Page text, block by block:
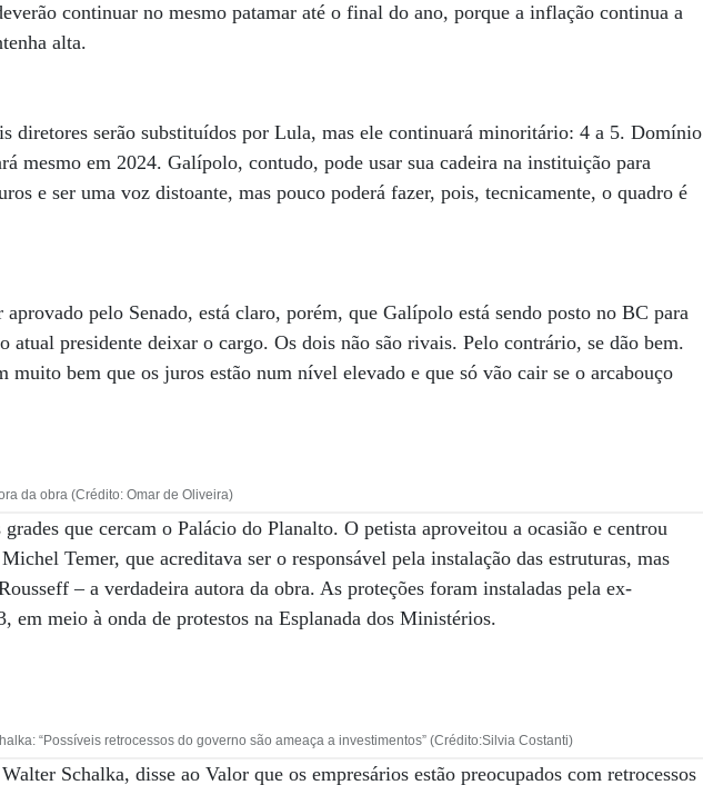
continuar no mesmo patamar até o final do ano, porque a inflação continua a
alta.
diretores serão substituídos por Lula, mas ele continuará minoritário: 4 a 5. Domínio
mesmo em 2024. Galípolo, contudo, pode usar sua cadeira na instituição para
e ser uma voz distoante, mas pouco poderá fazer, pois, tecnicamente, o quadro é
aprovado pelo Senado, está claro, porém, que Galípolo está sendo posto no BC para
atual presidente deixar o cargo. Os dois não são rivais. Pelo contrário, se dão bem.
muito bem que os juros estão num nível elevado e que só vão cair se o arcabouço
da obra (Crédito: Omar de Oliveira)
que cercam o Palácio do Planalto. O petista aproveitou a ocasião e centrou
Temer, que acreditava ser o responsável pela instalação das estruturas, mas
– a verdadeira autora da obra. As proteções foram instaladas pela ex-
em meio à onda de protestos na Esplanada dos Ministérios.
“Possíveis retrocessos do governo são ameaça a investimentos” (Crédito:Silvia Costanti)
Schalka, disse ao Valor que os empresários estão preocupados com retrocessos